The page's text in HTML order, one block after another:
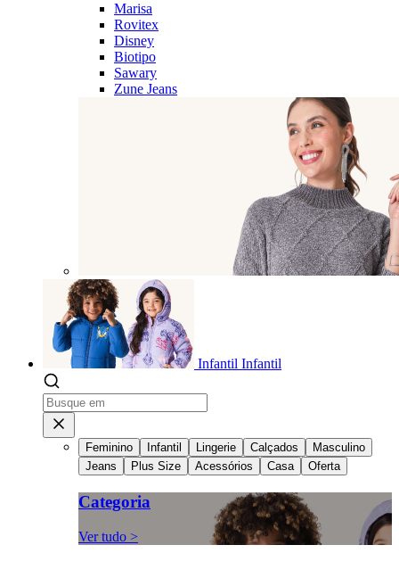
Marisa
Rovitex
Disney
Biotipo
Sawary
Zune Jeans
Infantil Infantil
Feminino Infantil Lingerie Calçados
Masculino
Jeans
Plus Size Acessórios Casa Oferta
Categoria
Ver tudo >